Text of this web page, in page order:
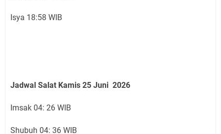
Isya 18:58 WIB
Jadwal Salat Kamis 25 Juni 2026
Imsak 04: 26 WIB
Shubuh 04: 36 WIB